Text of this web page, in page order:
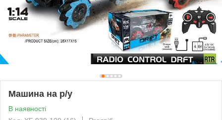
Машина на р/у
В наявності